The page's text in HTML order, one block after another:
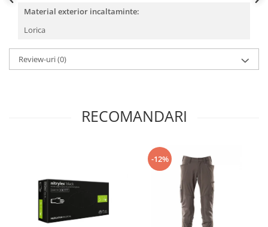
Material exterior incaltaminte:
Lorica
Review-uri(0)
RECOMANDARI
-12%